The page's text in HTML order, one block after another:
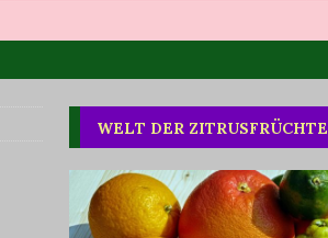
WELT DER ZITRUSFRÜCHTE